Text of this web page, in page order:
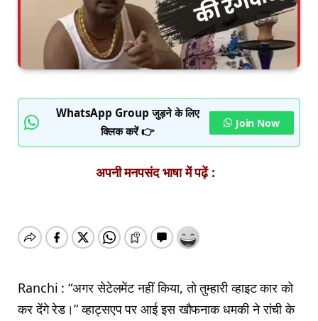
WhatsApp Group जुड़ने के लिए
क्लिक करें 👉
Join Now
अपनी मनपसंद भाषा में पढ़ें :
Ranchi : “अगर सेटेलमेंट नहीं किया, तो तुम्हारी व्हाइट कार को
कर देंगे रेड।” व्हाट्सएप पर आई इस खौफनाक धमकी ने रांची के